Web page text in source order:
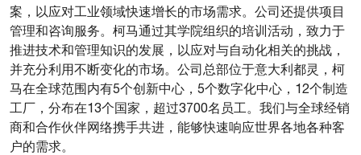
案，以应对工业领域快速增长的市场需求。公司还提供项目
管理和咨询服务。柯马通过其学院组织的培训活动，致力于
推进技术和管理知识的发展，以应对与自动化相关的挑战，
并充分利用不断变化的市场。公司总部位于意大利都灵，柯
马在全球范围内有5个创新中心，5个数字化中心，12个制造
工厂，分布在13个国家，超过3700名员工。我们与全球经销
商和合作伙伴网络携手共进，能够快速响应世界各地各种客
户的需求。